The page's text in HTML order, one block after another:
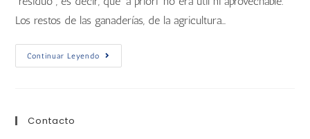
Los restos de las ganaderías, de la agricultura…
Continuar Leyendo
Contacto